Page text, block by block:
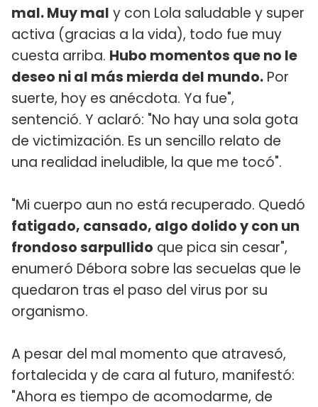
mal. Muy mal y con Lola saludable y super
activa (gracias a la vida), todo fue muy
cuesta arriba. Hubo momentos que no le
deseo ni al más mierda del mundo. Por
suerte, hoy es anécdota. Ya fue",
sentenció. Y aclaró: "No hay una sola gota
de victimización. Es un sencillo relato de
una realidad ineludible, la que me tocó".
"Mi cuerpo aun no está recuperado. Quedó
fatigado, cansado, algo dolido y con un
frondoso sarpullido que pica sin cesar",
enumeró Débora sobre las secuelas que le
quedaron tras el paso del virus por su
organismo.
A pesar del mal momento que atravesó,
fortalecida y de cara al futuro, manifestó:
"Ahora es tiempo de acomodarme, de